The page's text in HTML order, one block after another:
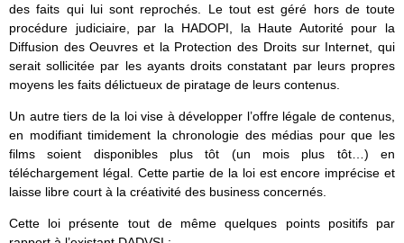
des faits qui lui sont reprochés. Le tout est géré hors de toute
procédure judiciaire, par la HADOPI, la Haute Autorité pour la
Diffusion des Oeuvres et la Protection des Droits sur Internet, qui
serait sollicitée par les ayants droits constatant par leurs propres
moyens les faits délictueux de piratage de leurs contenus.
Un autre tiers de la loi vise à développer l’offre légale de contenus,
en modifiant timidement la chronologie des médias pour que les
films soient disponibles plus tôt (un mois plus tôt…) en
téléchargement légal. Cette partie de la loi est encore imprécise et
laisse libre court à la créativité des business concernés.
Cette loi présente tout de même quelques points positifs par